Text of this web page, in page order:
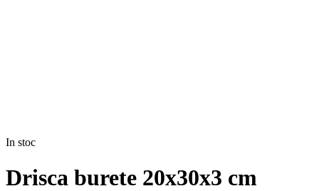
In stoc
Drisca burete 20x30x3 cm